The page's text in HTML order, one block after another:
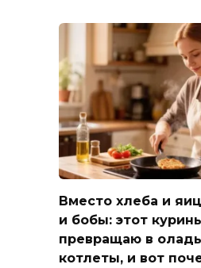
Вместо хлеба и
и бобы: этот
превращаю в
котлеты, и вот